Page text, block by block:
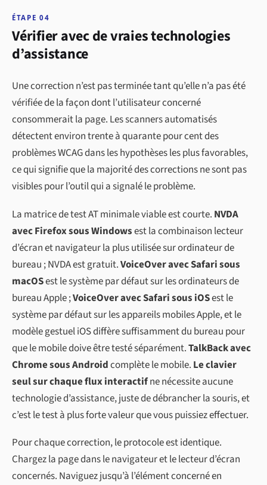
ÉTAPE 04
Vérifier avec de vraies technologies
d’assistance
Une correction n’est pas terminée tant qu’elle n’a pas été
vérifiée de la façon dont l’utilisateur concerné
consommerait la page. Les scanners automatisés
détectent environ trente à quarante pour cent des
problèmes WCAG dans les hypothèses les plus favorables,
ce qui signifie que la majorité des corrections ne sont pas
visibles pour l’outil qui a signalé le problème.
La matrice de test AT minimale viable est courte. NVDA
avec Firefox sous Windowsest la combinaison lecteur
d’écran et navigateur la plus utilisée sur ordinateur de
bureau ; NVDA est gratuit.VoiceOver avec Safari sous
macOSest le système par défaut sur les ordinateurs de
bureau Apple ;VoiceOver avec Safari sous iOSest le
système par défaut sur les appareils mobiles Apple, et le
modèle gestuel iOS diffère suffisamment du bureau pour
que le mobile doive être testé séparément.TalkBack avec
Chrome sous Androidcomplète le mobile. Le clavier
seul sur chaque flux interactifne nécessite aucune
technologie d’assistance, juste de débrancher la souris, et
c’est le test à plus forte valeur que vous puissiez effectuer.
Pour chaque correction, le protocole est identique.
Chargez la page dans le navigateur et le lecteur d’écran
concernés. Naviguez jusqu’à l’élément concerné en